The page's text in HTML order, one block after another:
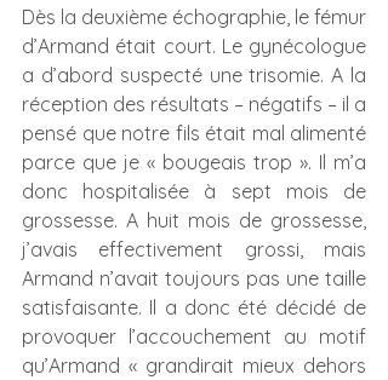
Dès la deuxième échographie, le fémur
d’Armand était court. Le gynécologue
a d’abord suspecté une trisomie. A la
réception des résultats – négatifs – il a
pensé que notre fils était mal alimenté
parce que je « bougeais trop ». Il m’a
donc hospitalisée à sept mois de
grossesse. A huit mois de grossesse,
j’avais effectivement grossi, mais
Armand n’avait toujours pas une taille
satisfaisante. Il a donc été décidé de
provoquer l’accouchement au motif
qu’Armand « grandirait mieux dehors